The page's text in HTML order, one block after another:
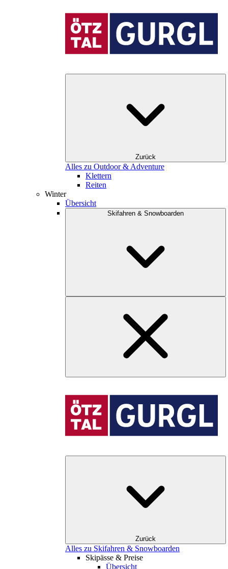
Zurück
Alles zu Outdoor & Adventure
Klettern
Reiten
Winter
Übersicht
Skifahren & Snowboarden
Zurück
Alles zu Skifahren & Snowboarden
Skipässe & Preise
Übersicht